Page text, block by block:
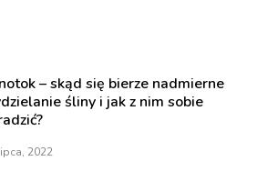
– skąd się bierze nadmierne
śliny i jak z nim sobie
2022